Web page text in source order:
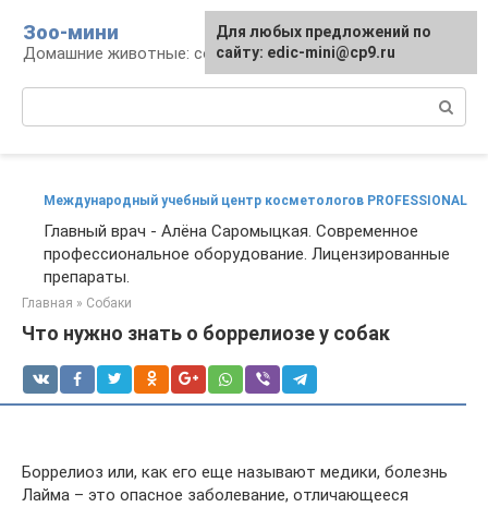
контенту
Зоо-мини
Домашние животные: содержание и уход
Международный учебный центр косметологов PROFESSIONAL
Главный врач - Алёна Саромыцкая. Современное
профессиональное оборудование. Лицензированные
препараты.
Главная » Собаки
Что нужно знать о боррелиозе у собак
Боррелиоз или, как его еще называют медики, болезнь
Лайма – это опасное заболевание, отличающееся
Для любых предложений по
сайту: edic-mini@cp9.ru